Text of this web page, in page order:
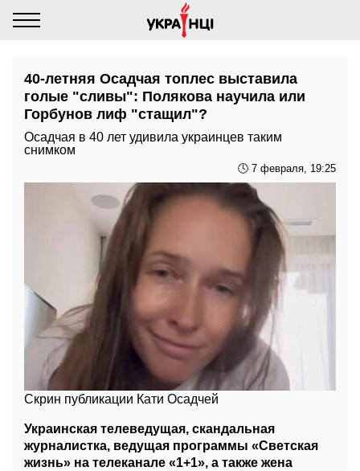
40-летняя Осадчая топлес выставила
голые "сливы": Полякова научила или
Горбунов лиф "стащил"?
Осадчая в 40 лет удивила украинцев таким
снимком
🕓 7 февраля, 19:25
Скрин публикации Кати Осадчей
Украинская телеведущая, скандальная
журналистка, ведущая программы «Светская
жизнь» на телеканале «1+1», а также жена